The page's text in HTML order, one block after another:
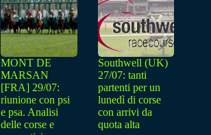
MONT DE
MARSAN
[FRA] 29/07:
riunione con psi
e psa. Analisi
delle corse e
Southwell (UK)
27/07: tanti
partenti per un
lunedì di corse
con arrivi da
quota alta